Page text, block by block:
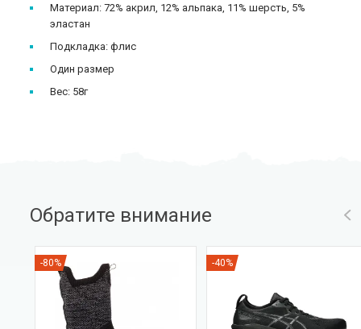
Материал: 72% акрил, 12% альпака, 11% шерсть, 5%
эластан
Подкладка: флис
Один размер
Вес: 58г
Обратите внимание
-80% -40%